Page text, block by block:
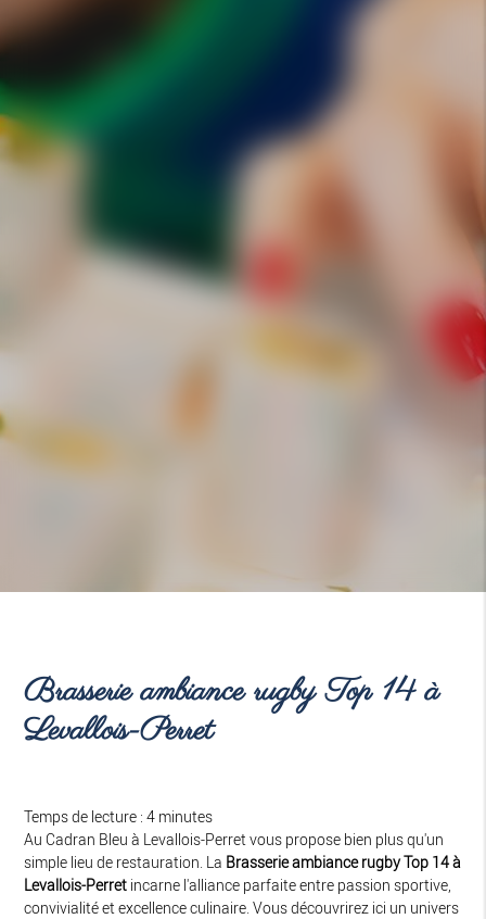
Brasserie ambiance rugby Top 14 à
Levallois-Perret
Temps de lecture : 4 minutes
Au Cadran Bleu à Levallois-Perret vous propose bien plus qu'un
simple lieu de restauration. La Brasserie ambiance rugby Top 14 à
Levallois-Perret incarne l'alliance parfaite entre passion sportive,
convivialité et excellence culinaire. Vous découvrirez ici un univers